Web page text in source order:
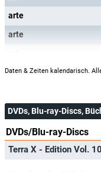
arte
arte
Daten & Zeiten kalendarisch.
DVDs, Blu-ray-Discs,
DVDs/Blu-ray-Discs